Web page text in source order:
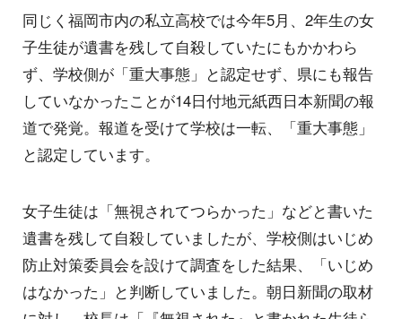
同じく福岡市内の私立高校では今年5月、2年生の女
子生徒が遺書を残して自殺していたにもかかわら
ず、学校側が「重大事態」と認定せず、県にも報告
していなかったことが14日付地元紙西日本新聞の報
道で発覚。報道を受けて学校は一転、「重大事態」
と認定しています。
女子生徒は「無視されてつらかった」などと書いた
遺書を残して自殺していましたが、学校側はいじめ
防止対策委員会を設けて調査をした結果、「いじめ
はなかった」と判断していました。朝日新聞の取材